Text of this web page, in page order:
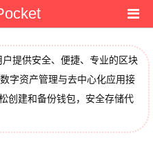
提供安全、便捷、专业的区块
字资产管理与去中心化应用接
创建和备份钱包，安全存储代